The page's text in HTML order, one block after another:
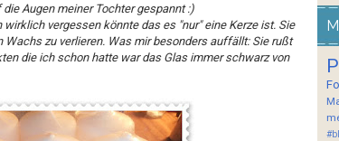
Augen meiner Tochter gespannt :)
vergessen könnte das es "nur" eine Kerze ist. Sie
Wachs zu verlieren. Was mir besonders auffällt: Sie rußt
die ich schon hatte war das Glas immer schwarz von